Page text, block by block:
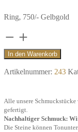
Ring, 750/- Gelbgold
Ring
Wave,
Gelbgold"
In den Warenkorb
Artikelnummer: 243
Alle unsere
gefertigt.
Nachhaltiger Schmuck:
Die Steine können